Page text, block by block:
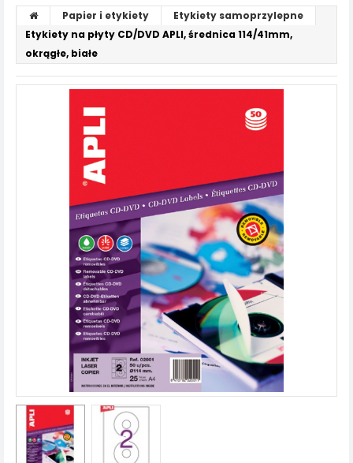
Papier i etykiety
Etykiety samoprzylepne
Etykiety na płyty CD/DVD APLI, średnica 114/41mm,
okrągłe, białe